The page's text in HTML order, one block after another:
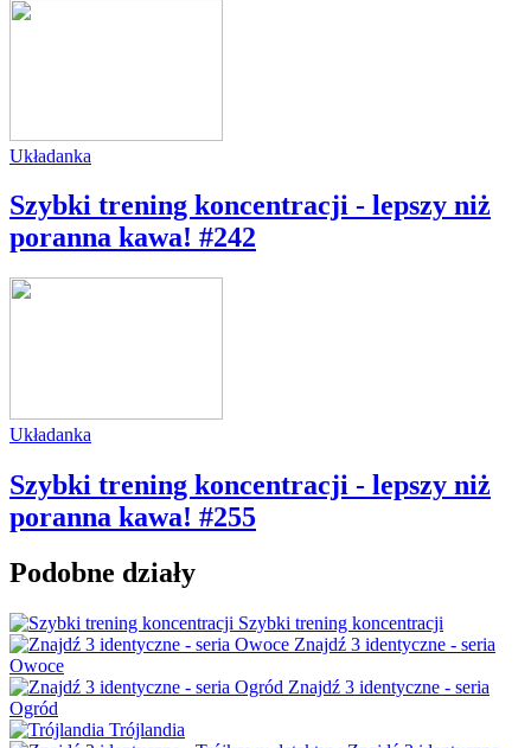
Układanka
Szybki trening koncentracji - lepszy niż
poranna kawa! #242
Układanka
Szybki trening koncentracji - lepszy niż
poranna kawa! #255
Podobne działy
Szybki trening koncentracji
Znajdź 3 identyczne - seria
Owoce
Znajdź 3 identyczne - seria
Ogród
Trójlandia